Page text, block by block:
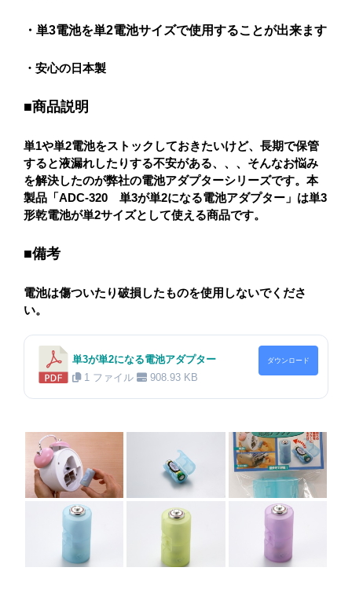
・単3電池を単2電池サイズで使用することが出来ます
・安心の日本製
■商品説明
単1や単2電池をストックしておきたいけど、長期で保管
すると液漏れしたりする不安がある、、、そんなお悩み
を解決したのが弊社の電池アダプターシリーズです。本
製品「ADC-320 単3が単2になる電池アダプター」は単3
形乾電池が単2サイズとして使える商品です。
■備考
電池は傷ついたり破損したものを使用しないでくださ
い。
単3が単2になる電池アダプター
1 ファイル
908.93 KB
ダウンロード